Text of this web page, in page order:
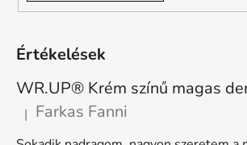
Értékelések
A termék értékelése 5-ből 5 csillag.
| Farkas Fanni